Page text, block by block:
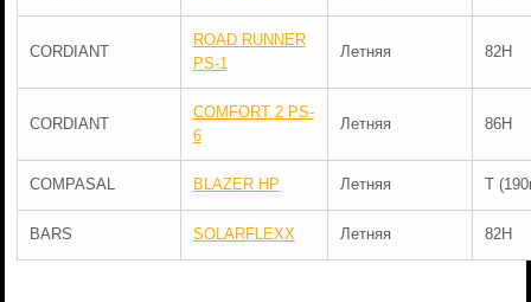
CORDIANT
ROAD RUNNER
PS-1
Летняя 82H
CORDIANT
COMFORT 2 PS-
6
Летняя 86H
COMPASAL BLAZER HP Летняя T
BARS SOLARFLEXX Летняя 82H